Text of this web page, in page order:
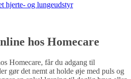
hjerte- og lungeudstyr
hos Homecare
Homecare, får du adgang til
gør det nemt at holde øje med puls og